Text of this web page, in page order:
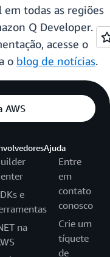
em todas as regiões
Q Developer.
acesse o
o blog de notícias.
AWS
e
na
Ajuda
Entre
em
contato
conosco
Crie um
tíquete
de